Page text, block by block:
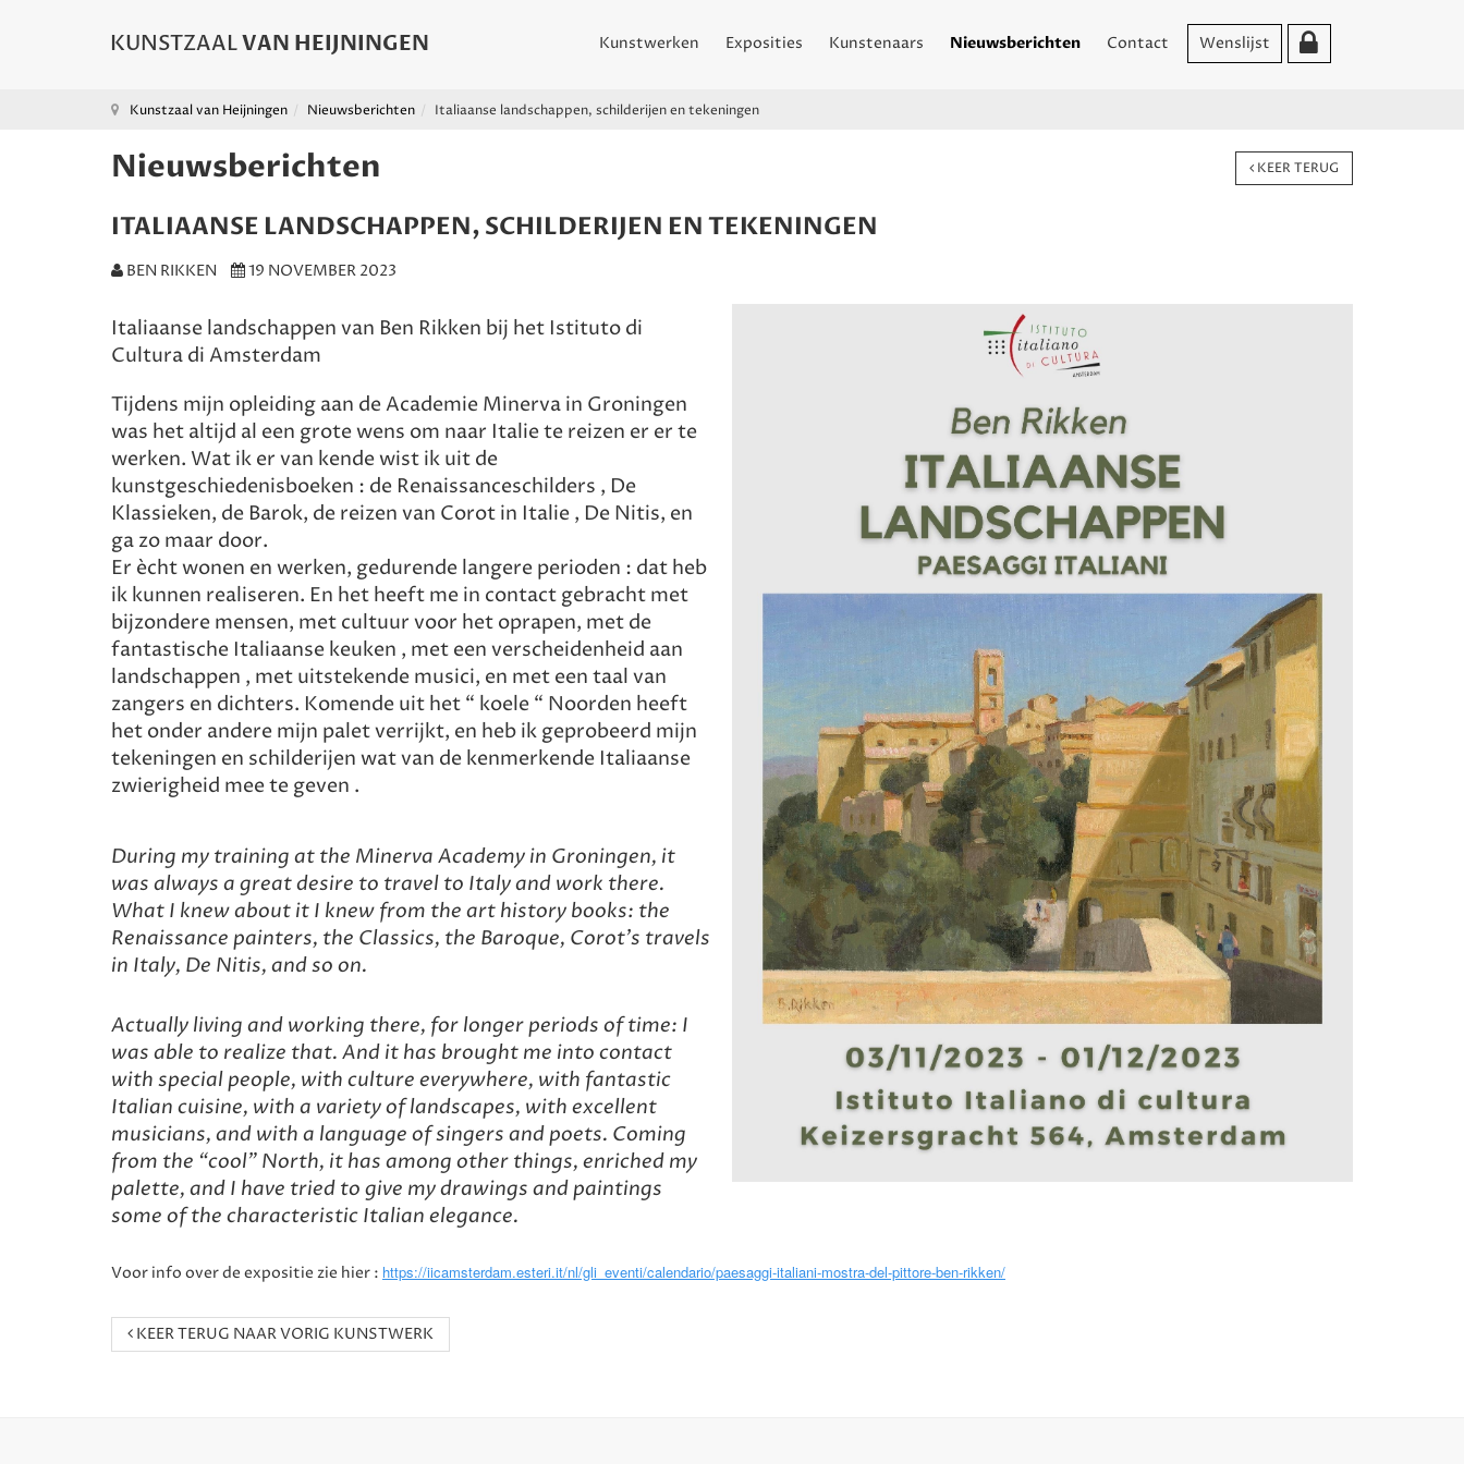
Kunstwerken Exposities Kunstenaars Nieuwsberichten Contact Wenslijst
Kunstzaal van Heijningen Nieuwsberichten Italiaanse landschappen, schilderijen en tekeningen
KEER TERUG
Nieuwsberichten
ITALIAANSE LANDSCHAPPEN, SCHILDERIJEN EN TEKENINGEN
BEN RIKKEN 19 NOVEMBER 2023
Italiaanse landschappen van Ben Rikken bij het Istituto di
Cultura di Amsterdam
Tijdens mijn opleiding aan de Academie Minerva in Groningen
was het altijd al een grote wens om naar Italie te reizen er er te
werken. Wat ik er van kende wist ik uit de
kunstgeschiedenisboeken : de Renaissanceschilders , De
Klassieken, de Barok, de reizen van Corot in Italie , De Nitis, en
ga zo maar door.
Er ècht wonen en werken, gedurende langere perioden : dat heb
ik kunnen realiseren. En het heeft me in contact gebracht met
bijzondere mensen, met cultuur voor het oprapen, met de
fantastische Italiaanse keuken , met een verscheidenheid aan
landschappen , met uitstekende musici, en met een taal van
zangers en dichters. Komende uit het “ koele “ Noorden heeft
het onder andere mijn palet verrijkt, en heb ik geprobeerd mijn
tekeningen en schilderijen wat van de kenmerkende Italiaanse
zwierigheid mee te geven .
During my training at the Minerva Academy in Groningen, it
was always a great desire to travel to Italy and work there.
What I knew about it I knew from the art history books: the
Renaissance painters, the Classics, the Baroque, Corot's travels
in Italy, De Nitis, and so on.
Actually living and working there, for longer periods of time: I
was able to realize that. And it has brought me into contact
with special people, with culture everywhere, with fantastic
Italian cuisine, with a variety of landscapes, with excellent
musicians, and with a language of singers and poets. Coming
from the “cool” North, it has among other things, enriched my
palette, and I have tried to give my drawings and paintings
some of the characteristic Italian elegance.
Voor info over de expositie zie hier : https://iicamsterdam.esteri.it/nl/gli_eventi/calendario/paesaggi-italiani-mostra-del-pittore-ben-rikken/
KEER TERUG NAAR VORIG KUNSTWERK